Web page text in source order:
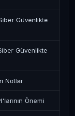
Güvenlikte
Güvenlikte
Notlar
Önemi